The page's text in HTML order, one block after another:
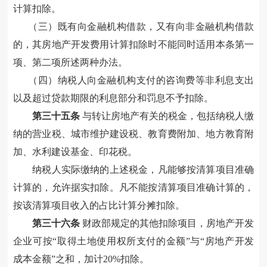
计算扣除。
（三）既有向金融机构借款，又有向非金融机构借款
的，其房地产开发费用计算扣除时不能同时适用本条第一
项 、第二项所述两种办法。
（四）纳税人向金融机构支付的咨询费等非利息支出
以及超过贷款期限的利息部分和罚息不予扣除。
第三十五条 与转让房地产有关的税金，包括纳税人缴
纳的营业税、城市维护建设税、教育费附加、地方教育附
加、水利建设基金、印花税。
纳税人实际缴纳的上述税金，凡能够按清算项目准确
计算的，允许据实扣除。凡不能按清算项目准确计算的，
按该清算项目收入的占比计算分摊扣除。
第三十六条 财政部规定的其他扣除项目 ， 房地产开发
企业可按“取得土地使用权所支付的金额”与“房地产开发
成本金额”之和，加计20%扣除。